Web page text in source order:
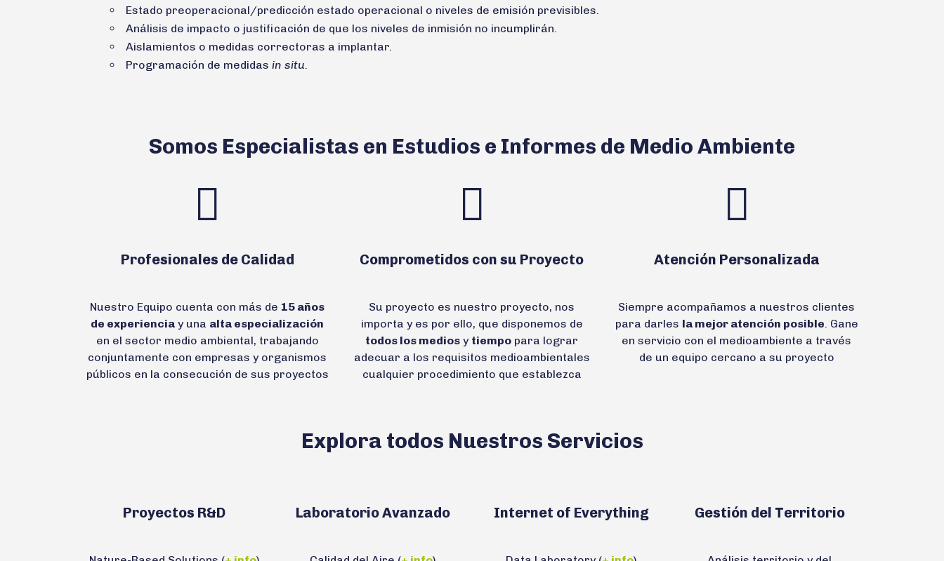
Estado preoperacional/predicción estado operacional o niveles de emisión previsibles.
Análisis de impacto o justificación de que los niveles de inmisión no incumplirán.
Aislamientos o medidas correctoras a implantar.
Programación de medidas in situ.
Somos Especialistas en Estudios e Informes de Medio Ambiente
Profesionales de Calidad
Nuestro Equipo cuenta con más de 15 años
de experiencia y una alta especialización
en el sector medio ambiental, trabajando
conjuntamente con empresas y organismos
públicos en la consecución de sus proyectos
Comprometidos con su Proyecto
Su proyecto es nuestro proyecto, nos
importa y es por ello, que disponemos de
todos los medios y tiempo para lograr
adecuar a los requisitos medioambientales
cualquier procedimiento que establezca
Atención Personalizada
Siempre acompañamos a nuestros clientes
para darles la mejor atención posible. Gane
en servicio con el medioambiente a través
de un equipo cercano a su proyecto
Explora todos Nuestros Servicios
Proyectos R&D Laboratorio Avanzado Internet of Everything Gestión del Territorio